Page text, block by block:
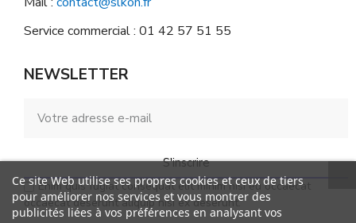
Ce site Web utilise ses propres cookies et ceux de tiers
pour améliorer nos services et vous montrer des
publicités liées à vos préférences en analysant vos
Service commercial : 01 42 57 51 55
NEWSLETTER
S'inscrire
Enim quis fugiat consequat elit minim nisi eu occaecat
occaecat deserunt aliquip nisi ex deserunt.